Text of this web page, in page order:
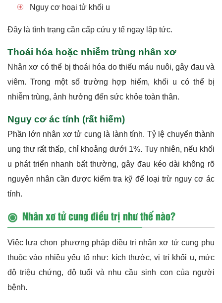
Nguy cơ hoại tử khối u
Đây là tình trạng cần cấp cứu y tế ngay lập tức.
Thoái hóa hoặc nhiễm trùng nhân xơ
Nhân xơ có thể bị thoái hóa do thiếu máu nuôi, gây đau và
viêm. Trong một số trường hợp hiếm, khối u có thể bị
nhiễm trùng, ảnh hưởng đến sức khỏe toàn thân.
Nguy cơ ác tính (rất hiếm)
Phần lớn nhân xơ tử cung là lành tính. Tỷ lệ chuyển thành
ung thư rất thấp, chỉ khoảng dưới 1%. Tuy nhiên, nếu khối
u phát triển nhanh bất thường, gây đau kéo dài không rõ
nguyên nhân cần được kiểm tra kỹ để loại trừ nguy cơ ác
tính.
Nhân xơ tử cung điều trị như thế nào?
Việc lựa chọn phương pháp điều trị nhân xơ tử cung phụ
thuộc vào nhiều yếu tố như: kích thước, vị trí khối u, mức
độ triệu chứng, độ tuổi và nhu cầu sinh con của người
bệnh.